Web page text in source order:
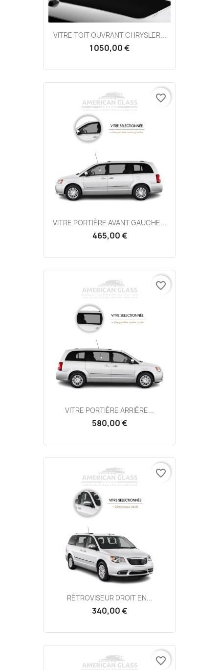
VITRE TOIT OUVRANT CHRYSLER...
1 050,00 €
VITRE PORTIÈRE AVANT GAUCHE...
465,00 €
favorite_border
VITRE PORTIÈRE ARRIÈRE...
580,00 €
favorite_border
RÉTROVISEUR DROIT EN...
340,00 €
favorite_border
favorite_border